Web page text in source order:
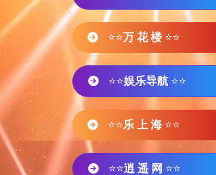
⭐⭐万 花 楼 ⭐⭐
⭐⭐娱乐导航 ⭐⭐
⭐⭐乐 上 海 ⭐⭐
⭐⭐逍 遥 网 ⭐⭐